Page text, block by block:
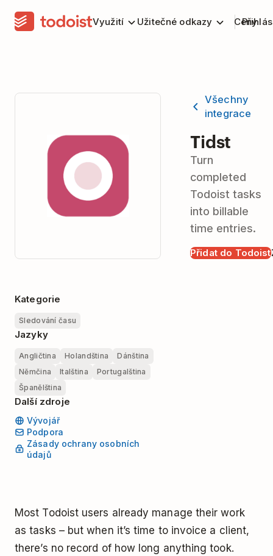
Využití Užitečné odkazy Ceny
Všechny
integrace
Tidst
Turn
completed
Todoist tasks
into billable
time entries.
Přidat do Todoist
Kategorie
Sledování času
Jazyky
Angličtina Holandština
Dánština
Němčina
Italština
Portugalština
Španělština
Další zdroje
Vývojář
Podpora
Zásady ochrany osobních
údajů
Most Todoist users already manage their work
as tasks – but when it’s time to invoice a client,
there’s no record of how long anything took.